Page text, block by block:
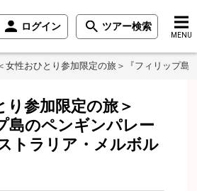
ログイン ツアー検索
MENU
女性おひとり参加限定の旅＞『フィリップ
り参加限定の旅＞
島のペンギンパレー
トラリア・メルボル